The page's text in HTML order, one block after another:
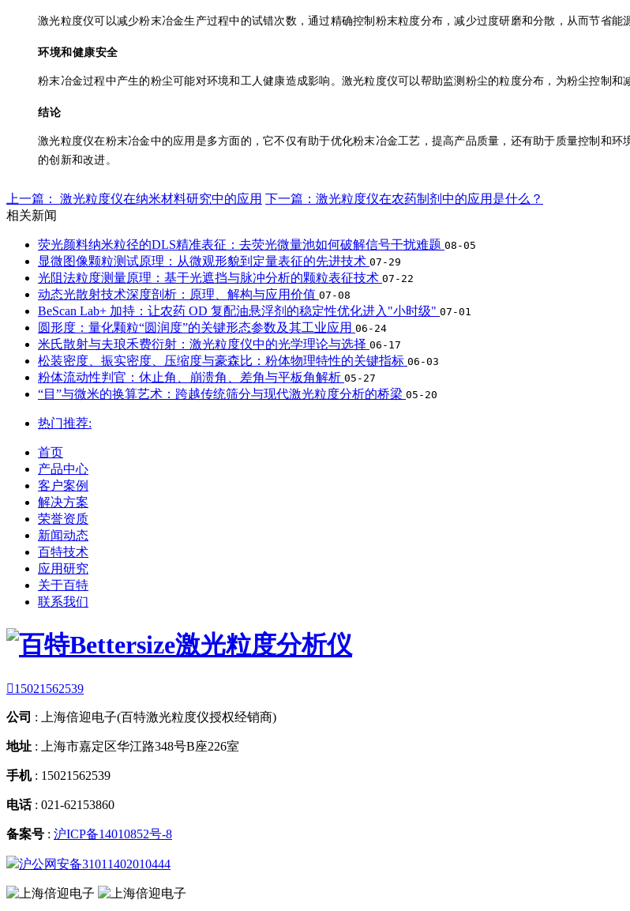
激光粒度仪可以减少粉末冶金生产过程中的试错次数，通过精确控制粉末粒度分布，减少过度研磨和分散，从而节省能
环境和健康安全
粉末冶金过程中产生的粉尘可能对环境和工人健康造成影响。激光粒度仪可以帮助监测粉尘的粒度分布，为粉尘控制和
结论
激光粒度仪在粉末冶金中的应用是多方面的，它不仅有助于优化粉末冶金工艺，提高产品质量，还有助于质量控制和
的创新和改进。
上一篇： 激光粒度仪在纳米材料研究中的应用 下一篇：激光粒度仪在农药制剂中的应用是什么？
相关新闻
荧光颜料纳米粒径的DLS精准表征：去荧光微量池如何破解信号干扰难题 08-05
显微图像颗粒测试原理：从微观形貌到定量表征的先进技术 07-29
光阻法粒度测量原理：基于光遮挡与脉冲分析的颗粒表征技术 07-22
动态光散射技术深度剖析：原理、解构与应用价值 07-08
BeScan Lab+ 加持：让农药 OD 复配油悬浮剂的稳定性优化进入"小时级" 07-01
圆形度：量化颗粒“圆润度”的关键形态参数及其工业应用 06-24
米氏散射与夫琅禾费衍射：激光粒度仪中的光学理论与选择 06-17
松装密度、振实密度、压缩度与豪森比：粉体物理特性的关键指标 06-03
粉体流动性判官：休止角、崩溃角、差角与平板角解析 05-27
“目”与微米的换算艺术：跨越传统筛分与现代激光粒度分析的桥梁 05-20
热门推荐:
首页
产品中心
客户案例
解决方案
荣誉资质
新闻动态
百特技术
应用研究
关于百特
联系我们
15021562539
公司 : 上海倍迎电子(百特激光粒度仪授权经销商)
地址 : 上海市嘉定区华江路348号B座226室
手机: 15021562539
电话: 021-62153860
备案号 : 沪ICP备14010852号-8
沪公网安备31011402010444